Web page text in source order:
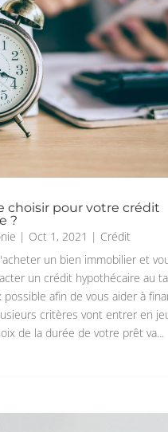
choisir pour votre crédit
?
| Oct 1, 2021 | Crédit
un bien immobilier et
un crédit hypothécaire au
possible afin de vous aider à
critères vont entrer en
de la durée de votre prêt va...